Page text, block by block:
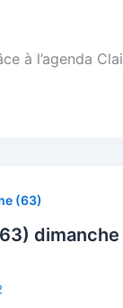
à l’agenda
(63)
dimanche